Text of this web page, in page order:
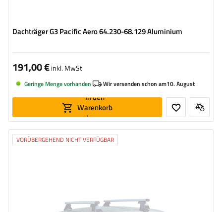
Dachträger G3 Pacific Aero 64.230-68.129 Aluminium
191,00 €inkl. MwSt
Geringe Menge vorhanden Wir versenden schon am10. August
In den
Warenkorb
legen
VORÜBERGEHEND NICHT VERFÜGBAR